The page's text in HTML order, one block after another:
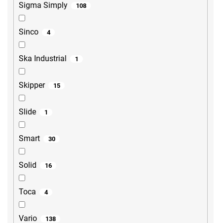
Sigma Simply 108
Sinco 4
Ska Industrial 1
Skipper 15
Slide 1
Smart 30
Solid 16
Toca 4
Vario 138